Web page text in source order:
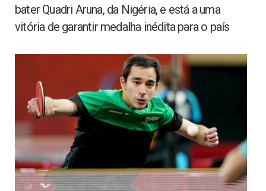
bater Quadri Aruna, da Nigéria, e está a uma
vitória de garantir medalha inédita para o país